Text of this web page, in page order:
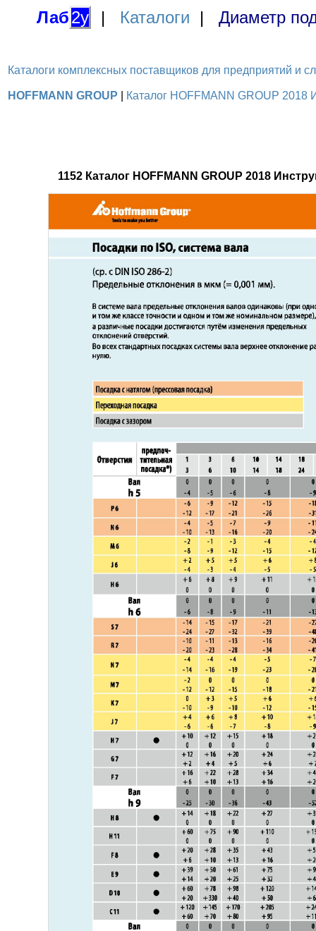
Лаб2у | Каталоги | Диаметр
Каталоги комплексных поставщиков для предприятий и
HOFFMANN GROUP Каталог HOFFMANN GROUP 2018
1152 Каталог HOFFMANN GROUP 2018